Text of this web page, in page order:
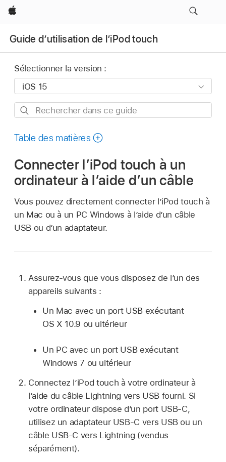
Apple
Guide d’utilisation de l’iPod touch
Sélectionner la version :
Rechercher
ce
Table des matières
Connecter l’iPod touch à un
ordinateur à l’aide d’un câble
Vous pouvez directement connecter l’iPod touch à
un Mac ou à un PC Windows à l’aide d’un câble
USB ou d’un adaptateur.
Assurez-vous que vous disposez de l’un des
appareils suivants :
Un Mac avec un port USB exécutant
OS X 10.9 ou ultérieur
Un PC avec un port USB exécutant
Windows 7 ou ultérieur
Connectez l’iPod touch à votre ordinateur à
l’aide du câble Lightning vers USB fourni. Si
votre ordinateur dispose d’un port USB-C,
utilisez un adaptateur USB-C vers USB ou un
câble USB-C vers Lightning (vendus
séparément).